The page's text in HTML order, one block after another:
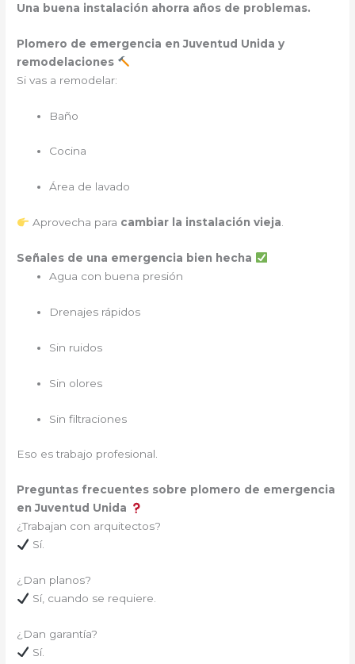
Una buena instalación ahorra años de problemas.
Plomero de emergencia en Juventud Unida y
remodelaciones
Si vas a remodelar:
Baño
Cocina
Área de lavado
Aprovecha para cambiar la instalación vieja
Señales de una emergencia bien hecha
Agua con buena presión
Drenajes rápidos
Sin ruidos
Sin olores
Sin filtraciones
Eso es trabajo profesional.
Preguntas frecuentes sobre plomero de emergencia
en Juventud Unida
¿Trabajan con arquitectos?
Sí.
¿Dan planos?
Sí, cuando se requiere.
¿Dan garantía?
Sí.